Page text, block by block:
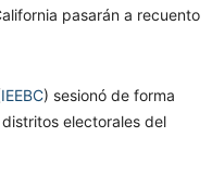
pasarán a recuento
IEEBC) sesionó de forma
electorales del